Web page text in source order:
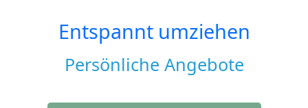
Entspannt umziehen
Persönliche Angebote